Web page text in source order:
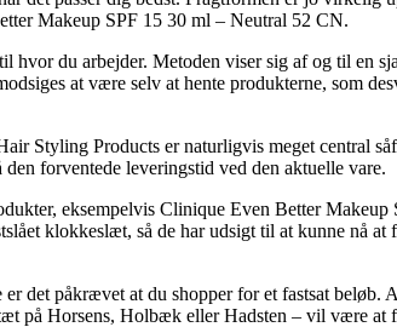
Makeup SPF 15 30 ml – Neutral 52 CN.
du arbejder. Metoden viser sig af og til en
at være selv at hente produkterne, som
Styling Products er naturligvis meget central
forventede leveringstid ved den aktuelle vare.
eksempelvis Clinique Even Better
klokkeslæt, så de har udsigt til at kunne nå at
det påkrævet at du shopper for et fastsat beløb.
på Horsens, Holbæk eller Hadsten – vil være at